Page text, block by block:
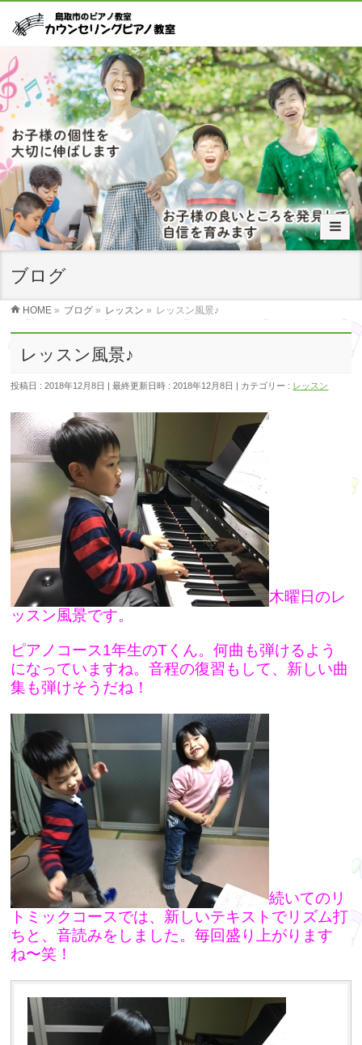
ブログ
HOME » ブログ » レッスン » レッスン風景♪
レッスン風景♪
投稿日 : 2018年12月8日 最終更新日時 : 2018年12月8日 カテゴリー : レッスン
木曜日のレ
ッスン風景です。
ピアノコース1年生のTくん。何曲も弾けるよう
になっていますね。音程の復習もして、新しい曲
集も弾けそうだね！
続いてのリ
トミックコースでは、新しいテキストでリズム打
ちと、音読みをしました。毎回盛り上がります
ね〜笑！